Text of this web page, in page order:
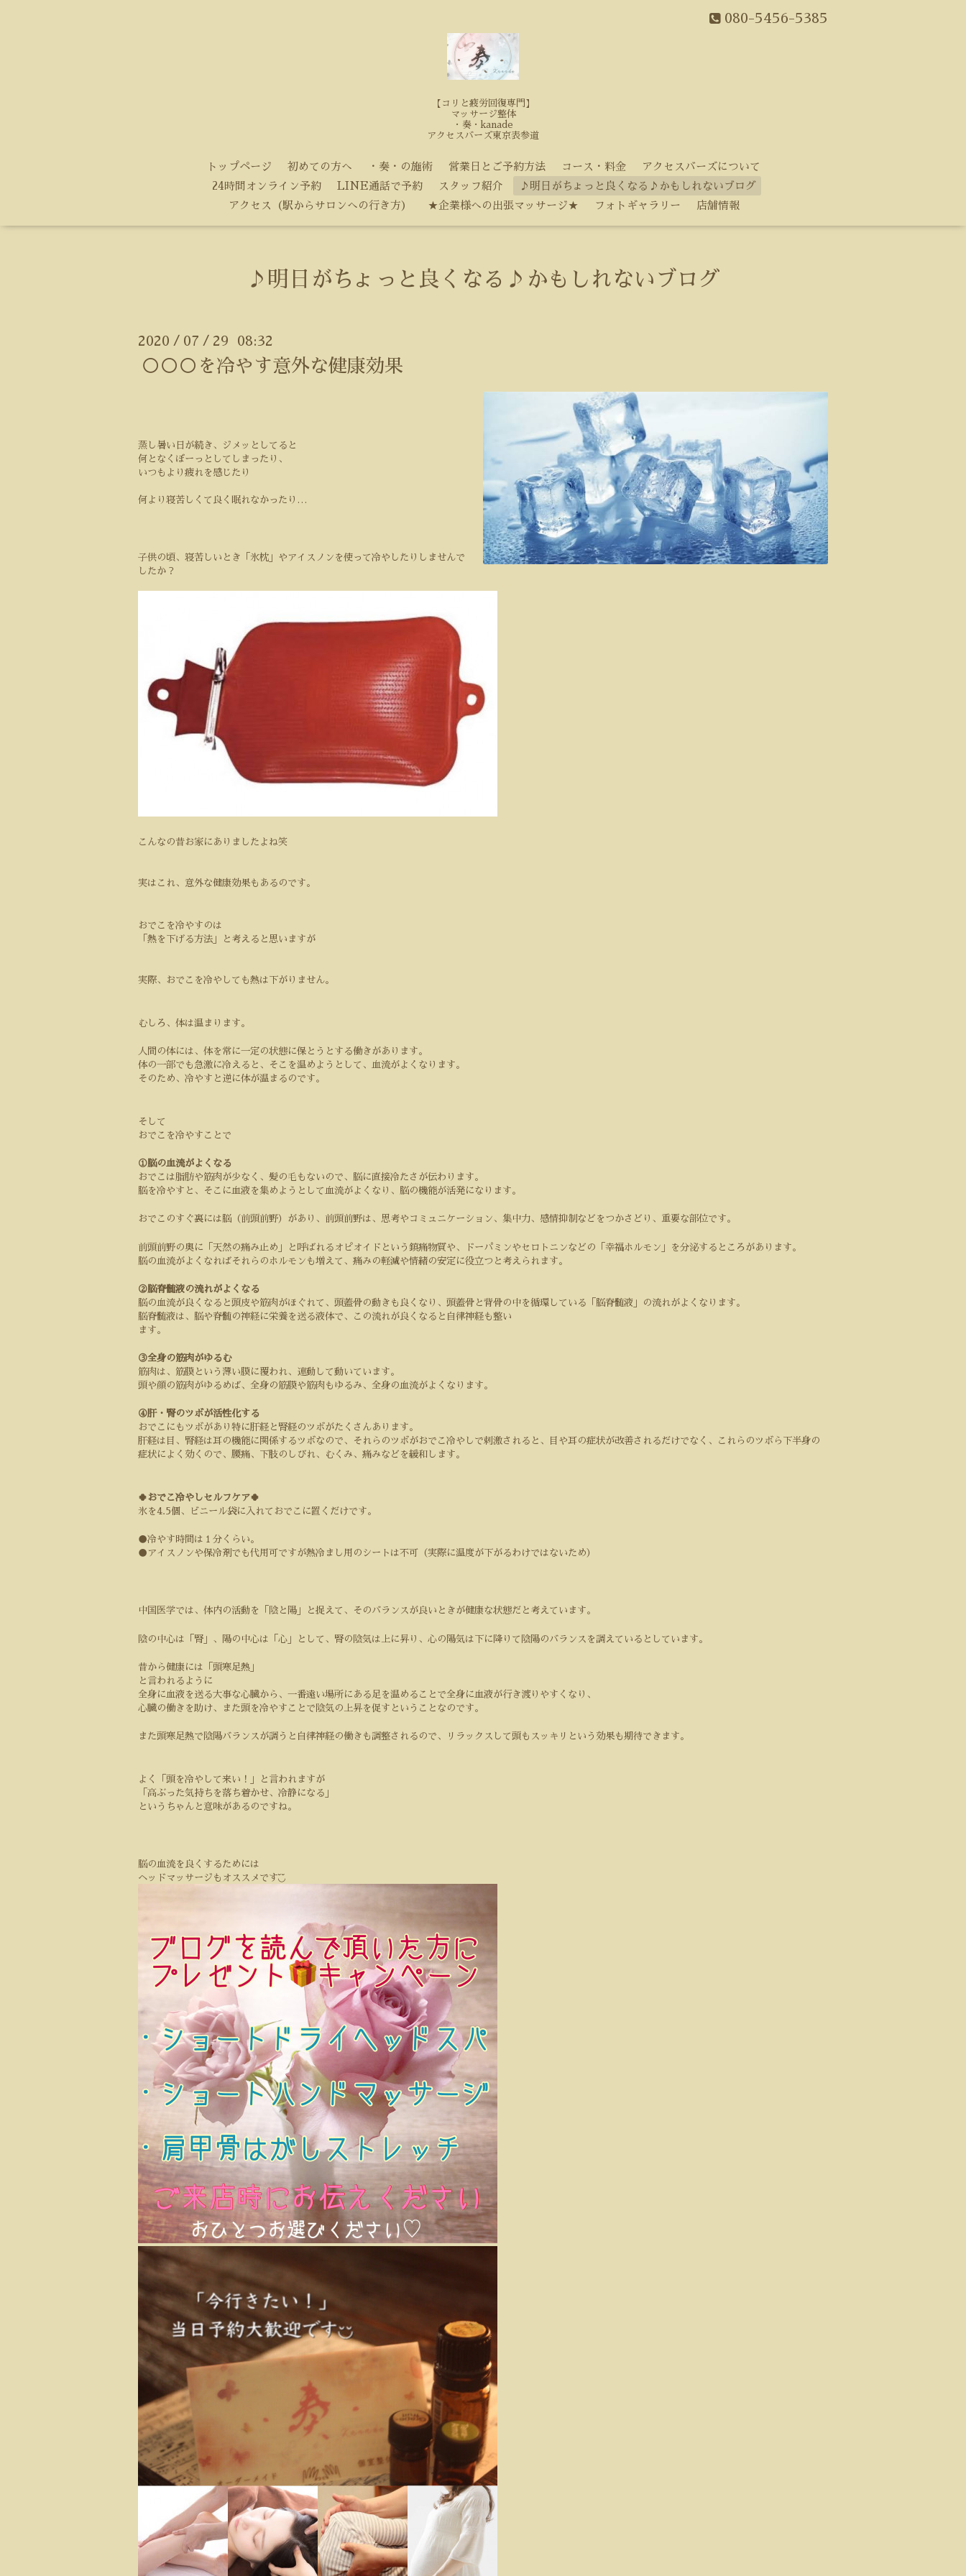
080-5456-5385
【コリと疲労回復専門】
マッサージ整体
・奏・kanade
アクセスバーズ東京表参道
トップページ 初めての方へ ・奏・の施術 営業日とご予約方法 コース・料金
アクセスバーズについて
24時間オンライン予約
LINE通話で予約 スタッフ紹介
♪明日がちょっと良くなる♪かもしれないブログ
アクセス（駅からサロンへの行き方）
★企業様への出張マッサージ★ フォトギャラリー 店舗情報
♪明日がちょっと良くなる♪かもしれないブログ
2020 / 07 / 29 08:32
○○○を冷やす意外な健康効果
蒸し暑い日が続き、ジメッとしてると
何となくぼーっとしてしまったり、
いつもより疲れを感じたり
何より寝苦しくて良く眠れなかったり…
子供の頃、寝苦しいとき「氷枕」やアイスノンを使って冷やしたりしませんで
したか？
こんなの昔お家にありましたよね笑
実はこれ、意外な健康効果もあるのです。
おでこを冷やすのは
「熱を下げる方法」と考えると思いますが
実際、おでこを冷やしても熱は下がりません。
むしろ、体は温まります。
人間の体には、体を常に一定の状態に保とうとする働きがあります。
体の一部でも急激に冷えると、そこを温めようとして、血流がよくなります。
そのため、冷やすと逆に体が温まるのです。
そして
おでこを冷やすことで
①脳の血流がよくなる
おでこは脂肪や筋肉が少なく、髪の毛もないので、脳に直接冷たさが伝わります。
脳を冷やすと、そこに血液を集めようとして血流がよくなり、脳の機能が活発になります。
おでこのすぐ裏には脳（前頭前野）があり、前頭前野は、思考やコミュニケーション、集中力、感情抑制などをつかさどり、重要な部位です。
前頭前野の奥に「天然の痛み止め」と呼ばれるオピオイドという鎮痛物質や、ドーパミンやセロトニンなどの「幸福ホルモン」を分泌するところがあります。
脳の血流がよくなればそれらのホルモンも増えて、痛みの軽減や情緒の安定に役立つと考えられます。
②脳脊髄液の流れがよくなる
脳の血流が良くなると頭皮や筋肉がほぐれて、頭蓋骨の動きも良くなり、頭蓋骨と背骨の中を循環している「脳脊髄液」の流れがよくなります。
脳脊髄液は、脳や脊髄の神経に栄養を送る液体で、この流れが良くなると自律神経も整い
ます。
③全身の筋肉がゆるむ
筋肉は、筋膜という薄い膜に覆われ、連動して動いています。
頭や顔の筋肉がゆるめば、全身の筋膜や筋肉もゆるみ、全身の血流がよくなります。
④肝・腎のツボが活性化する
おでこにもツボがあり特に肝経と腎経のツボがたくさんあります。
肝経は目、腎経は耳の機能に関係するツボなので、それらのツボがおでこ冷やしで刺激されると、目や耳の症状が改善されるだけでなく、これらのツボら下半身の
症状によく効くので、腰痛、下肢のしびれ、むくみ、痛みなどを緩和します。
🍀おでこ冷やしセルフケア🍀
氷を 4.5個、ビニール袋に入れておでこに置くだけです。
●冷やす時間は１分くらい。
● アイスノンや保冷剤でも代用可ですが熱冷まし用のシートは不可（実際に温度が下がるわけではないため）
中国医学では、体内の活動を「陰と陽」と捉えて、そのバランスが良いときが健康な状態だと考えています。
陰の中心は「腎」、陽の中心は「心」として、腎の陰気は上に昇り、心の陽気は下に降りて陰陽のバランスを調えているとしています。
昔から健康には「頭寒足熱」
と言われるように
全身に血液を送る大事な心臓から、一番遠い場所にある足を温めることで全身に血液が行き渡りやすくなり、
心臓の働きを助け、また頭を冷やすことで陰気の上昇を促すということなのです。
また頭寒足熱で陰陽バランスが調うと自律神経の働きも調整されるので、リラックスして頭もスッキリという効果も期待できます。
よく「頭を冷やして来い！」と言われますが
「高ぶった気持ちを落ち着かせ、冷静になる」
というちゃんと意味があるのですね。
脳の血流を良くするためには
ヘッドマッサージもオススメです◟̆◞̆